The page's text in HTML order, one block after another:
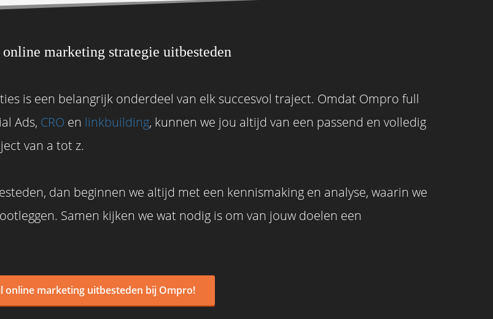
marketing strategie uitbesteden
is een belangrijk onderdeel van elk succesvol traject. Omdat Ompro full
Ads, CRO en linkbuilding, kunnen we jou altijd van een passend en volledig
van a tot z.
dan beginnen we altijd met een kennismaking en analyse, waarin we
Samen kijken we wat nodig is om van jouw doelen een
online marketing uitbesteden bij Ompro!